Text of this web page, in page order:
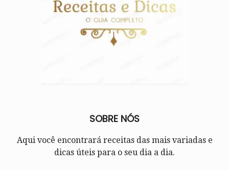
SOBRE NÓS
Aqui você encontrará receitas das mais variadas e
dicas úteis para o seu dia a dia.